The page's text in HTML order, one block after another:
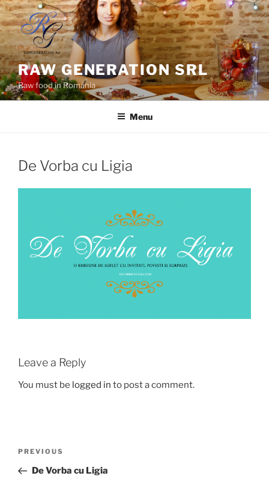
Skip
to
content
RAW GENERATION SRL
Raw food în România
Menu
De Vorba cu Ligia
Leave a Reply
You must be logged in to post a comment.
Previous
Post
PREVIOUS
De Vorba cu Ligia